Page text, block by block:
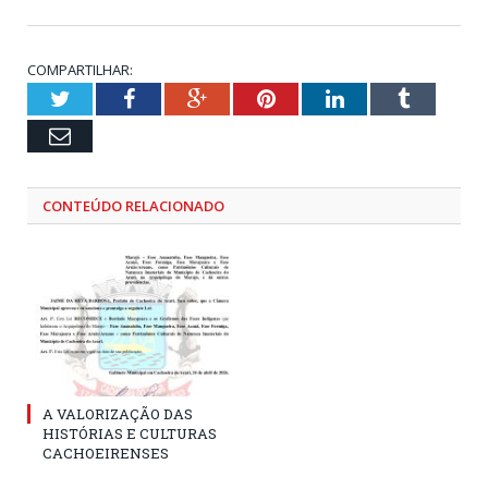
COMPARTILHAR:
TwitterFacebookGoogle+PinterestLinkedInTumblr
Email
CONTEÚDO RELACIONADO
A VALORIZAÇÃO DAS
HISTÓRIAS E CULTURAS
CACHOEIRENSES